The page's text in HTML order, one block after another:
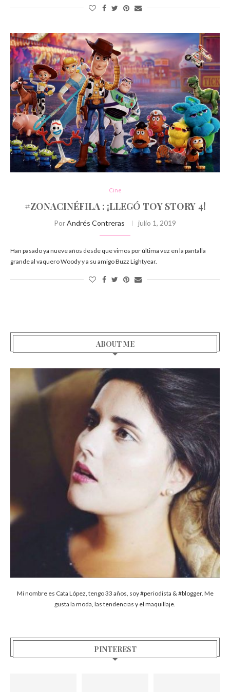
Cine
#ZONACINÉFILA : ¡LLEGÓ TOY STORY 4!
PorAndrés Contreras julio 1, 2019
Han pasado ya nueve años desde que vimos por última vez en la pantalla
grande al vaquero Woody y a su amigo Buzz Lightyear.
ABOUT ME
Mi nombre es Cata López, tengo 33 años, soy #periodista & #blogger. Me
gusta la moda, las tendencias y el maquillaje.
PINTEREST